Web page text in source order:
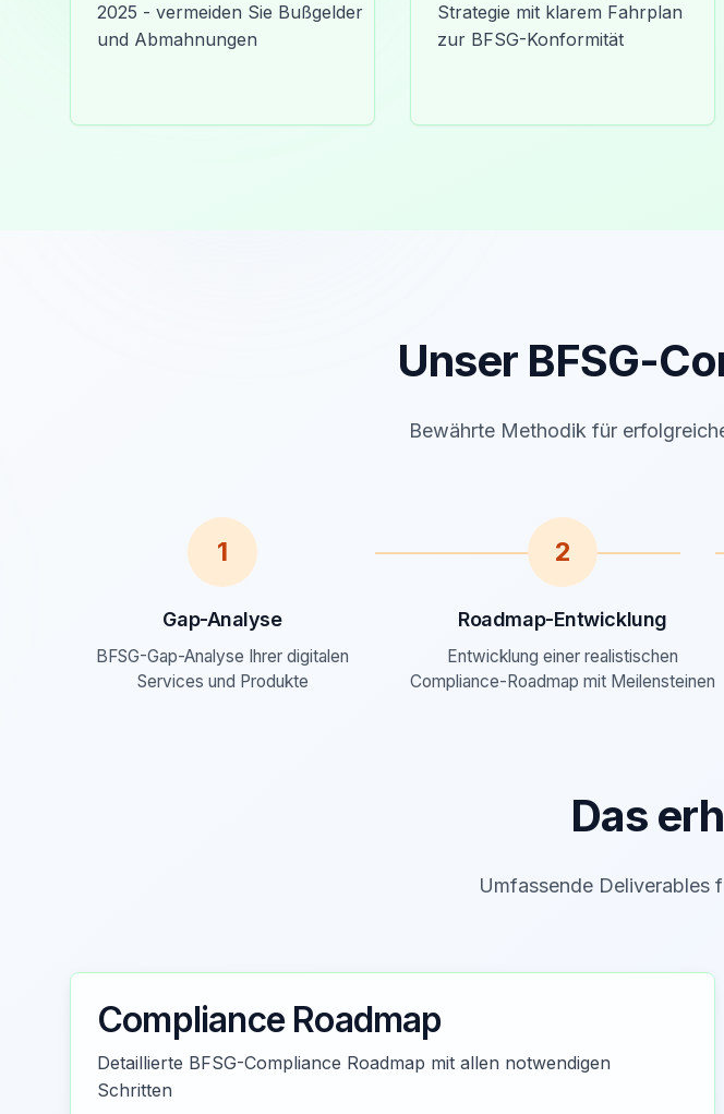
2025 - vermeiden Sie Bußgelder
und Abmahnungen
Strategie mit klarem Fahrplan
zur BFSG-Konformität
Unser BFSG-
Bewährte Methodik für
1
Gap-Analyse
BFSG-Gap-Analyse Ihrer digitalen
Services und Produkte
2
Roadmap-Entwicklung
Entwicklung einer realistischen
Compliance-Roadmap mit Meilensteinen
Das
Umfassende Deliverables
Compliance Roadmap
Detaillierte BFSG-Compliance Roadmap mit allen notwendigen
Schritten